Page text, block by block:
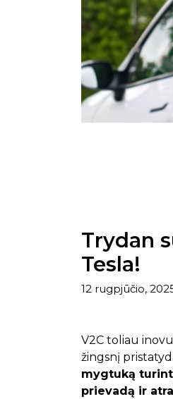
Trydan
Tesla!
12 rugpjūčio,
V2C toliau
žingsnį
mygtuką
prievadą ir